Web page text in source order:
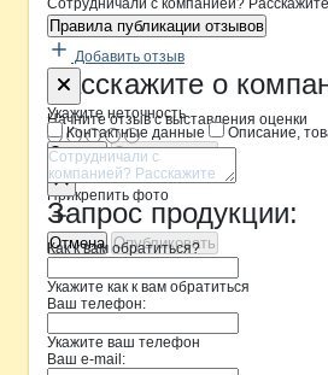
Сотрудничали с компанией?
Правила публикации отзывов
Добавить отзыв
Расскажите о
Начните отзыв с выставления оценки
Прикрепить фото
Отмена Опубликовать
Форма обратной
Укажите неточность
Контактные данные
Описание,
Отмена Опубликовать
Запрос продукции:
Как к вам обратиться?
Укажите как к вам обратиться
Ваш телефон:
Укажите ваш телефон
Ваш e-mail: